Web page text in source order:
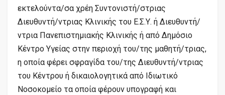
εκτελούντα/σα χρέη Συντονιστή/στριας
Διευθυντή/ντριας Κλινικής του Ε.Σ.Υ. ή Διευθυντή/
ντρια Πανεπιστημιακής Κλινικής ή από Δημόσιο
Κέντρο Υγείας στην περιοχή του/της μαθητή/τριας,
η οποία φέρει σφραγίδα του/της Διευθυντή/ντριας
του Κέντρου ή δικαιολογητικά από Ιδιωτικό
Νοσοκομείο τα οποία φέρουν υπογραφή και